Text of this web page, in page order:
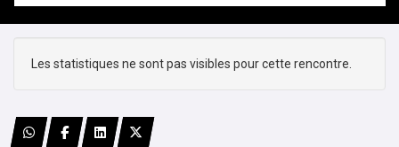
Les statistiques ne sont pas visibles pour cette rencontre.